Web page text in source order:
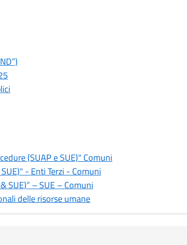
(SUAP e SUE)" Comuni
- Enti Terzi - Comuni
SUE)” – SUE – Comuni
delle risorse umane